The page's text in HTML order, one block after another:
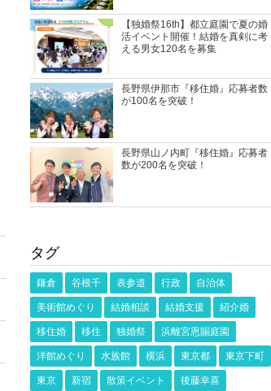
【独婚祭16th】都立庭園で夏の婚
活イベント開催！結婚を真剣に考
える男女120名を募集
長野県伊那市『移住婚』応募者数
が100名を突破！
長野県山ノ内町『移住婚』応募者
数が200名を突破！
タグ
鎌倉 谷根千 表参道 行政 自治体
美術館めぐり 結婚相談 結婚支援 紹介婚
移住婚 移住 独婚祭 浜離宮恩賜庭園
洋館めぐり 水族館 横浜 東京都 東京下町
東京 新宿 散策イベント 後藤幸喜